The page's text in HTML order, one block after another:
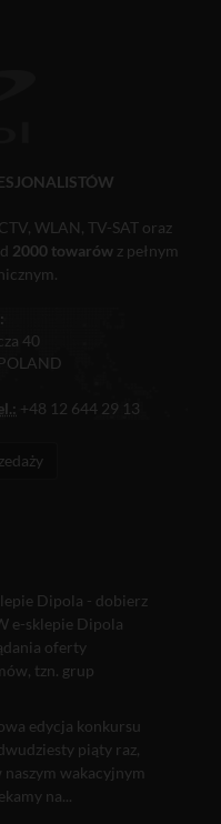
WLAN, TV-SAT oraz
2000 towarówz pełnym
40
+48 12 644 29 13
Dipola - dobierz
e-sklepie Dipola
oferty
tzn. grup
edycja konkursu
piąty raz,
naszym wakacyjnym
na...